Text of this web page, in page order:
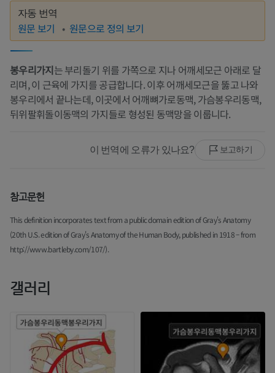
자동 번역
원문 보기 원문으로 정의 보기
봉우리가지는 부리돌기 위를 가쪽으로 지나 어깨세모근 아래로 달
리며, 이 근육에 가지를 공급합니다. 이후 어깨세모근을 뚫고 나와
봉우리에서 끝나는데, 이곳에서 어깨뼈가로동맥, 가슴봉우리동맥,
뒤위팔휘돌이동맥의 가지들로 형성된 동맥망을 이룹니다.
이 번역에 오류가 있나요? 보고하기
참고문헌
This definition incorporates text from a public domain edition of Gray's Anatomy
(20th U.S. edition of Gray's Anatomy of the Human Body, published in 1918 – from
http://www.bartleby.com/107/).
갤러리